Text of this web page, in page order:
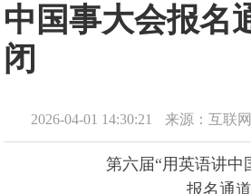
中国事大会报名
闭
2026-04-01 14:30:21 来源：互联网
第六届“用英语讲中
报名通道